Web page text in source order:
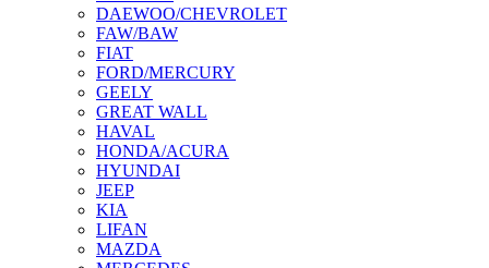
DAEWOO/CHEVROLET
FAW/BAW
FIAT
FORD/MERCURY
GEELY
GREAT WALL
HAVAL
HONDA/ACURA
HYUNDAI
JEEP
KIA
LIFAN
MAZDA